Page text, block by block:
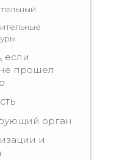
если
прошел
орган
и